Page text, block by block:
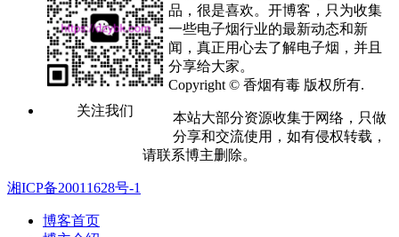
关注我们
品，很是喜欢。开博客，只为收集
一些电子烟行业的最新动态和新
闻，真正用心去了解电子烟，并且
分享给大家。
Copyright © 香烟有毒 版权所有.
本站大部分资源收集于网络，只做
分享和交流使用，如有侵权转载，
请联系博主删除。
湘ICP备20011628号-1
博客首页